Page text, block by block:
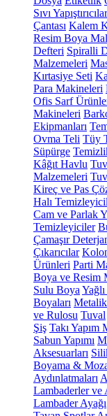
Sıvı Yapıştırıcılar
Çantası Kalem
Resim Boya
Defteri Spiralli
Malzemeleri
Kırtasiye Seti
Para Makineleri
Ofis Sarf
Makineleri
Ekipmanları
Ovma Teli Tüy
Süpürge
Kâğıt Havlu
Malzemeleri
Kireç ve Pas
Halı
Cam ve Parlak
Temizleyiciler
Çamaşır
Çıkarıcılar
Ürünleri Parti
Boya ve Resim
Sulu Boya
Boyaları
ve Rulosu Tuval
Şiş Takı Yapım
Sabun Yapımı
Aksesuarları
Boyama &
Aydınlatmaları
Lambaderler ve
Lambader Ayağı